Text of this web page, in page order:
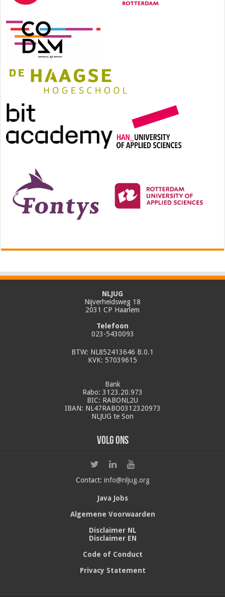
NLJUG
Nijverheidsweg 18
2031 CP Haarlem
Telefoon
023-5430093
BTW: NL852413646 B.0.1
KVK: 57039615
Bank
Rabo: 3123.20.973
BIC: RABONL2U
IBAN: NL47RABO0312320973
NLJUG te Son
Volg ons
Contact: info@nljug.org
Java Jobs
Algemene Voorwaarden
Disclaimer NL
Disclaimer EN
Code of Conduct
Privacy Statement